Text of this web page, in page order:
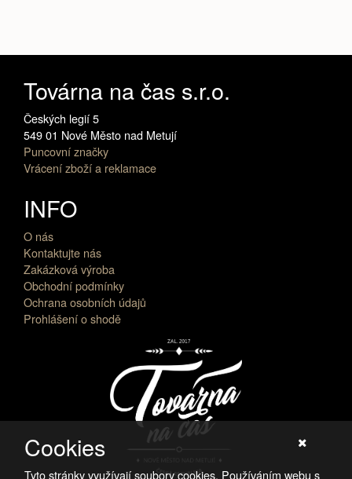
Továrna na čas s.r.o.
Českých legií 5
549 01 Nové Město nad Metují
Puncovní značky
Vrácení zboží a reklamace
INFO
O nás
Kontaktujte nás
Zakázková výroba
Obchodní podmínky
Ochrana osobních údajů
Prohlášení o shodě
Cookies
Tyto stránky využívají soubory cookies. Používáním webu s